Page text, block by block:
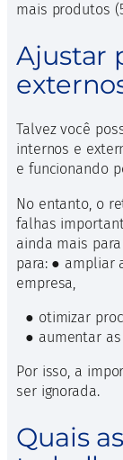
mais produtos
Ajustar
Talvez você
internos e
e funcionando
No entanto, o
falhas
ainda mais
para: ● ampliar
empresa,
● otimizar
● aumentar
Por isso, a
ser ignorada.
Quais